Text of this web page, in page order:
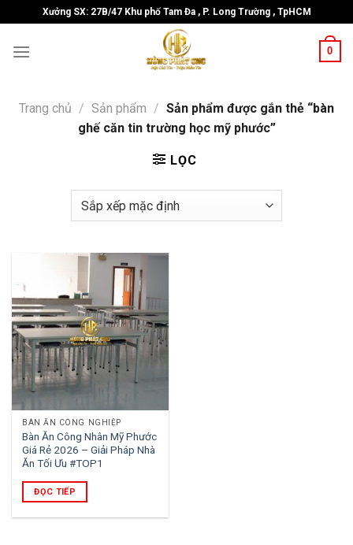
to
content
Xưởng SX: 27B/47 Khu phố Tam Đa , P. Long Trường , TpHCM
0
Trang chủ / Sản phẩm / Sản phẩm được gắn thẻ “bàn
ghế căn tin trường học mỹ phước”
LỌC
BÀN ĂN CÔNG NGHIỆP
Bàn Ăn Công Nhân Mỹ Phước
Giá Rẻ 2026 – Giải Pháp Nhà
Ăn Tối Ưu #TOP1
ĐỌC TIẾP